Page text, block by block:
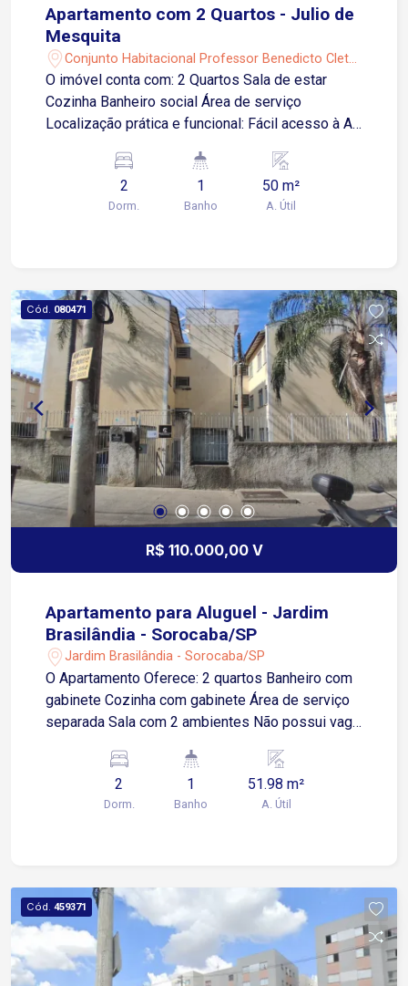
Apartamento com 2 Quartos - Julio de
Mesquita
Conjunto Habitacional Professor Benedicto Cleto
- Sorocaba/SP
O imóvel conta com: 2 Quartos Sala de estar
Cozinha Banheiro social Área de serviço
Localização prática e funcional: Fácil acesso à Av.
Santo Supermercado e diversos comércios
locais, garantindo tudo o que você precisa no dia
2
Dorm.
1
Banho
50 m²
A. Útil
Cód. 080471
R$ 110.000,00 V
Apartamento para Aluguel - Jardim
Brasilândia - Sorocaba/SP
Jardim Brasilândia - Sorocaba/SP
O Apartamento Oferece: 2 quartos Banheiro com
gabinete Cozinha com gabinete Área de serviço
separada Sala com 2 ambientes Não possui vaga
Estratégica: Situado no Jardim Brasilândia, o
apartamento está a poucos metros da Avenida
José Joaquim Lacerda e da Rua Paes de
Ideal para quem deseja praticidade no dia a dia.
Entre em contato para mais informações ou
agendar uma visita!
2
Dorm.
1
Banho
51.98 m²
A. Útil
Cód. 459371